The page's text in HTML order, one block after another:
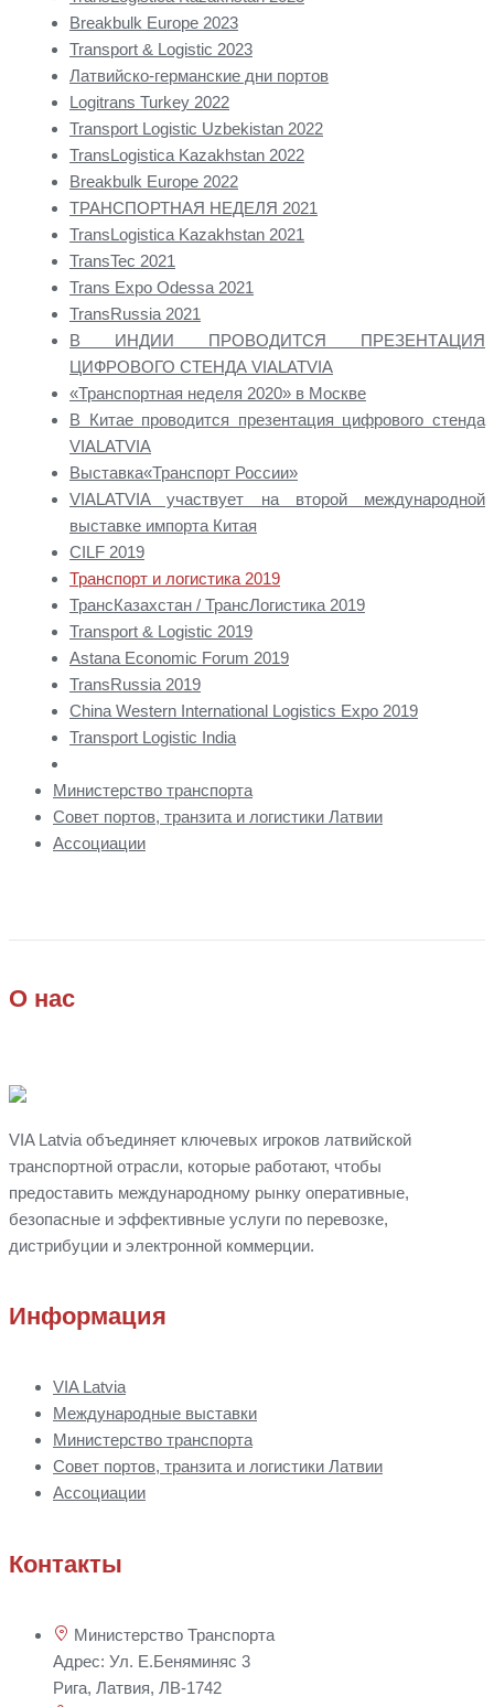
Breakbulk Europe 2023
Transport & Logistic 2023
Латвийско-германские дни портов
Logitrans Turkey 2022
Transport Logistic Uzbekistan 2022
TransLogistica Kazakhstan 2022
Breakbulk Europe 2022
ТРАНСПОРТНАЯ НЕДЕЛЯ 2021
TransLogistica Kazakhstan 2021
TransTec 2021
Trans Expo Odessa 2021
TransRussia 2021
В ИНДИИ ПРОВОДИТСЯ ПРЕЗЕНТАЦИЯ
ЦИФРОВОГО СТЕНДА VIALATVIA
«Транспортная неделя 2020» в Москве
В Китае проводится презентация цифрового стенда
VIALATVIA
Bыставка«Транспорт России»
VIALATVIA участвует на второй международной
выставке импорта Китая
CILF 2019
Транспорт и логистика 2019
ТрансКазахстан / ТрансЛогистика 2019
Transport & Logistic 2019
Astana Economic Forum 2019
TransRussia 2019
China Western International Logistics Expo 2019
Transport Logistic India
Министерство транспорта
Совет портов, транзита и логистики Латвии
Ассоциации
О нас
VIA Latvia объединяет ключевых игроков латвийской
транспортной отрасли, которые работают, чтобы
предоставить международному рынку оперативные,
безопасные и эффективные услуги по перевозке,
дистрибуции и электронной коммерции.
Информация
VIA Latvia
Международные выставки
Министерство транспорта
Совет портов, транзита и логистики Латвии
Ассоциации
Контакты
Министерство Транспорта
Адрес: Ул. Е.Беняминяс 3
Рига, Латвия, ЛВ-1742